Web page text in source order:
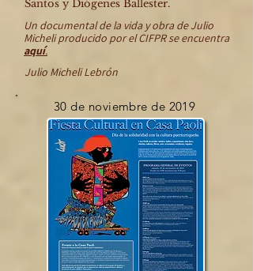
Santos y Diógenes Ballester.
Un documental de la vida y obra de Julio
Micheli producido por el CIFPR se encuentra
aquí.
Julio Micheli Lebrón
30 de noviembre de 2019